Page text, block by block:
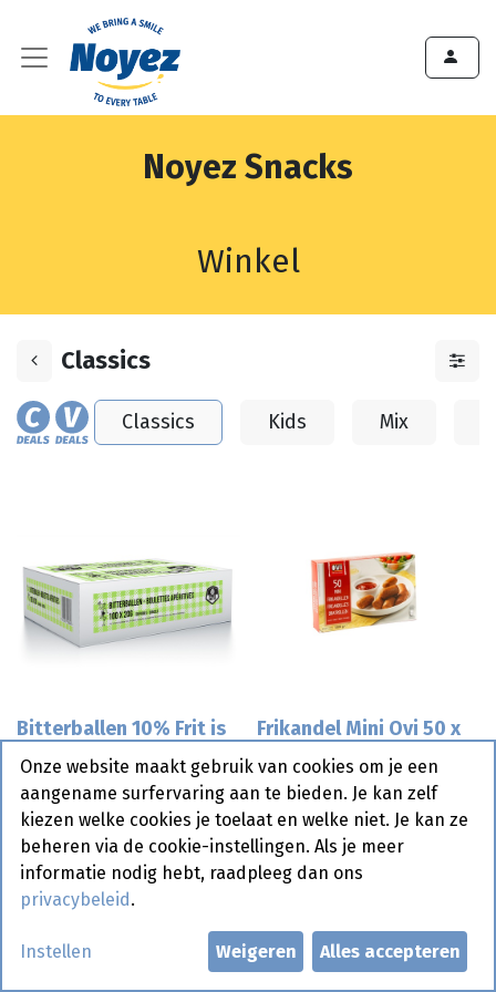
Noyez Snacks
Winkel
Classics
Classics Kids Mix
Bitterballen 10% Frit is
it 100 x 20 gr
Frikandel Mini Ovi 50 x
Bestelartikel Bestelartikel
Onze website maakt gebruik van cookies om je een
aangename surfervaring aan te bieden. Je kan zelf
kiezen welke cookies je toelaat en welke niet. Je kan ze
beheren via de cookie-instellingen. Als je meer
informatie nodig hebt, raadpleeg dan ons
privacybeleid .
Instellen Weigeren Alles accepteren